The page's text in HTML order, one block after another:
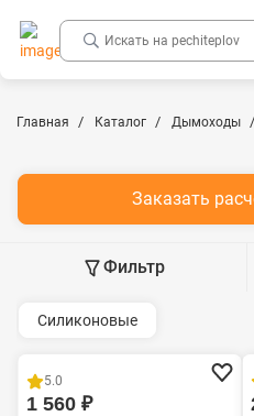
Главная Каталог Дымоходы
Заказать
Фильтр
Силиконовые
5.0
1 560 ₽